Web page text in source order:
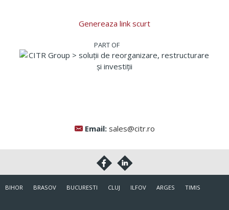
Genereaza link scurt
Email: sales@citr.ro
BIHOR BRASOV BUCURESTI CLUJ ILFOV ARGES TIMIS